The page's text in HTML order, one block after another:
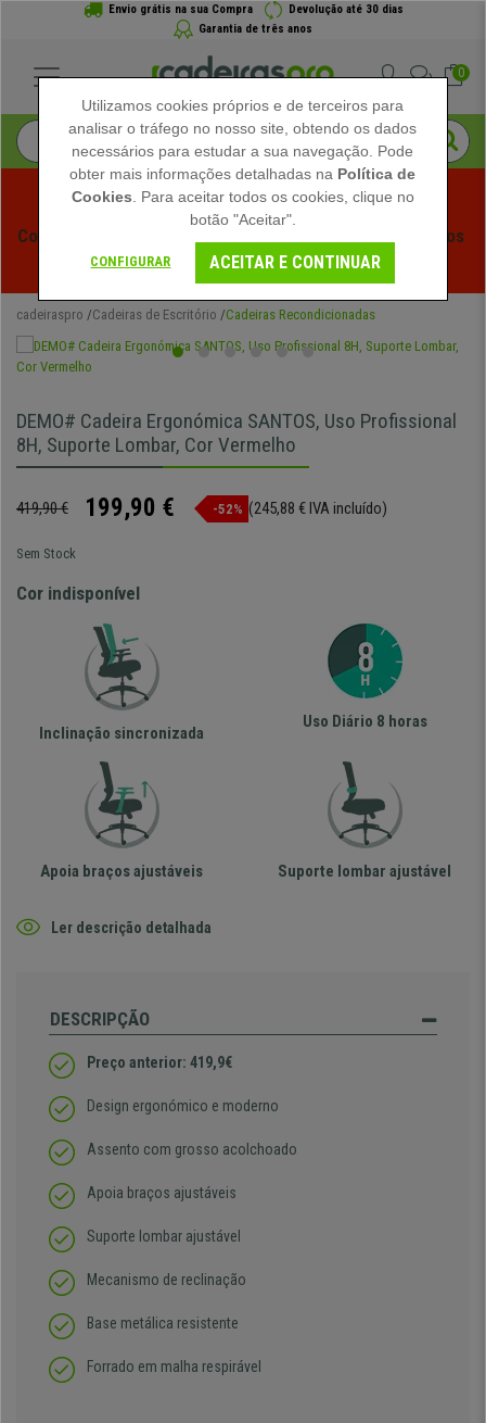
Envio grátis na sua Compra
Devolução até 30 dias
Garantia de três anos
0
Começam os Saldos de Verão em Cadeiraspro! Descontos
Exclusivos por Tempo Limitado - Ver Promoção
cadeiraspro Cadeiras de Escritório Cadeiras Recondicionadas
DEMO# Cadeira Ergonómica SANTOS, Uso Profissional
8H, Suporte Lombar, Cor Vermelho
419,90 € 199,90 € -52% (245,88 € IVA incluído)
Sem Stock
Cor indisponível
Inclinação sincronizada
Uso Diário 8 horas
Apoia braços ajustáveis Suporte lombar ajustável
Ler descrição detalhada
DESCRIPÇÃO
Preço anterior: 419,9€
Design ergonómico e moderno
Assento com grosso acolchoado
Apoia braços ajustáveis
Suporte lombar ajustável
Mecanismo de reclinação
Base metálica resistente
Forrado em malha respirável
Utilizamos cookies próprios e de terceiros para
analisar o tráfego no nosso site, obtendo os dados
necessários para estudar a sua navegação. Pode
obter mais informações detalhadas na Política de
Cookies . Para aceitar todos os cookies, clique no
botão "Aceitar".
CONFIGURAR ACEITAR E CONTINUAR